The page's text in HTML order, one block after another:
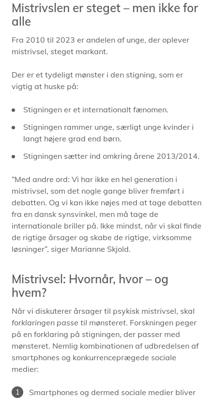
Mistrivslen er steget – men ikke for
alle
Fra 2010 til 2023 er andelen af unge, der oplever
mistrivsel, steget markant.
Der er et tydeligt mønster i den stigning, som er
vigtig at huske på:
Stigningen er et internationalt fænomen.
Stigningen rammer unge, særligt unge kvinder i
langt højere grad end børn.
Stigningen sætter ind omkring årene 2013/2014.
“Med andre ord: Vi har ikke en hel generation i
mistrivsel, som det nogle gange bliver fremført i
debatten. Og vi kan ikke nøjes med at tage debatten
fra en dansk synsvinkel, men må tage de
internationale briller på. Ikke mindst, når vi skal finde
de rigtige årsager og skabe de rigtige, virksomme
løsninger”, siger Marianne Skjold.
Mistrivsel: Hvornår, hvor – og
hvem?
Når vi diskuterer årsager til psykisk mistrivsel, skal
forklaringen passe til mønsteret. Forskningen peger
på en forklaring på stigningen, der passer med
mønsteret. Nemlig kombinationen af udbredelsen af
smartphones og konkurrenceprægede sociale
medier:
Smartphones og dermed sociale medier bliver